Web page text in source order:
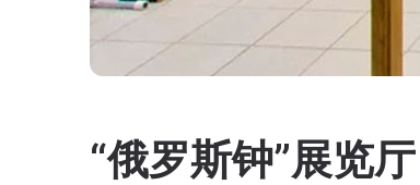
“俄罗斯钟”展览厅